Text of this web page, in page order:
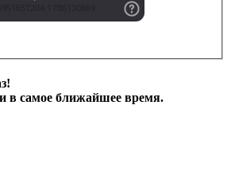
самое ближайшее время.